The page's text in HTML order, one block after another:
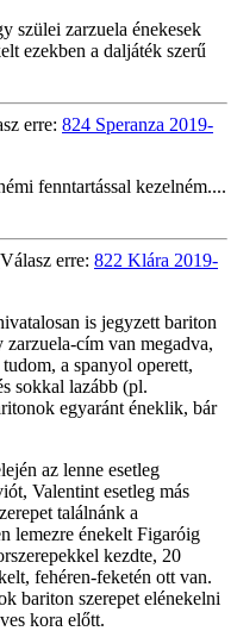
szülei zarzuela énekesek
ezekben a daljáték szerű
erre: 824 Speranza 2019-
fenntartással kezelném....
erre: 822 Klára 2019-
is jegyzett bariton
zarzuela-cím van megadva,
a spanyol operett,
sokkal lazább (pl.
egyaránt éneklik, bár
az lenne esetleg
Valentint esetleg más
találnánk a
lemezre énekelt Figaróig
kezdte, 20
fehéren-feketén ott van.
bariton szerepet elénekelni
kora előtt.